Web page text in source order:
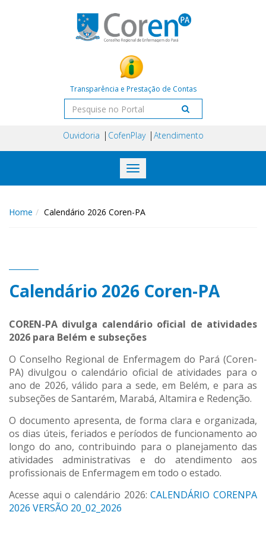
Transparência e Prestação de Contas
Ouvidoria CofenPlay Atendimento
Toggle
navigation
Home Calendário 2026 Coren-PA
Calendário 2026 Coren-PA
COREN-PA divulga calendário oficial de atividades
2026 para Belém e subseções
O Conselho Regional de Enfermagem do Pará (Coren-
PA) divulgou o calendário oficial de atividades para o
ano de 2026, válido para a sede, em Belém, e para as
subseções de Santarém, Marabá, Altamira e Redenção.
O documento apresenta, de forma clara e organizada,
os dias úteis, feriados e períodos de funcionamento ao
longo do ano, contribuindo para o planejamento das
atividades administrativas e do atendimento aos
profissionais de Enfermagem em todo o estado.
Acesse aqui o calendário 2026:CALENDÁRIO CORENPA
2026 VERSÃO 20_02_2026